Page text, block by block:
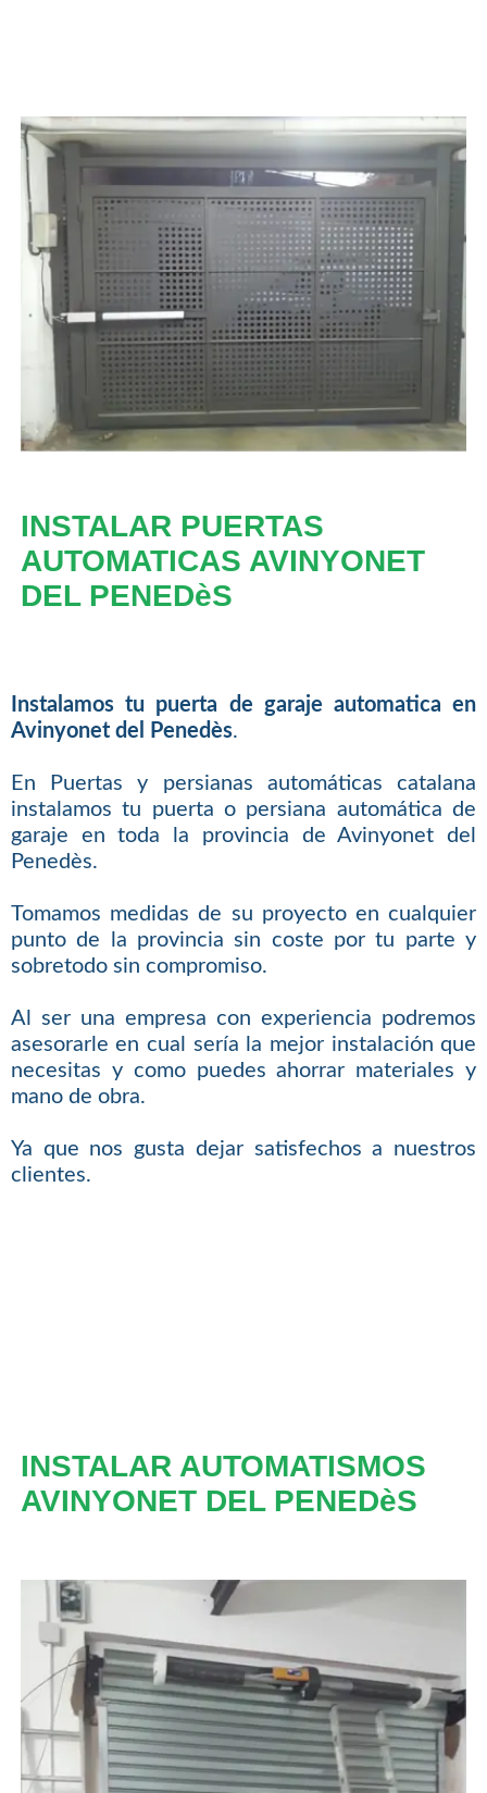
INSTALAR PUERTAS
AUTOMATICAS AVINYONET
DEL PENEDèS
Instalamos tu puerta de garaje automatica en
Avinyonet del Penedès.
En Puertas y persianas automáticas catalana
instalamos tu puerta o persiana automática de
garaje en toda la provincia de Avinyonet del
Penedès.
Tomamos medidas de su proyecto en cualquier
punto de la provincia sin coste por tu parte y
sobretodo sin compromiso.
Al ser una empresa con experiencia podremos
asesorarle en cual sería la mejor instalación que
necesitas y como puedes ahorrar materiales y
mano de obra.
Ya que nos gusta dejar satisfechos a nuestros
clientes.
INSTALAR AUTOMATISMOS
AVINYONET DEL PENEDèS